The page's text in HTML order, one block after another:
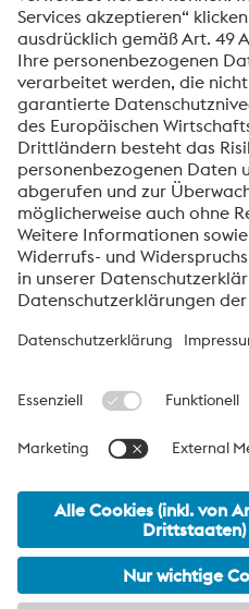
SENDEN
Anti-Roboter-Verifizierung
Hier
voestalpine High
GmbH
Die voestalpine High
eine österreichische
Metals Division des voestalpine-
Produktsegmente und ist
Werkzeugstähle und
voestalpine Group
© 2026 voestalpine High
GmbH